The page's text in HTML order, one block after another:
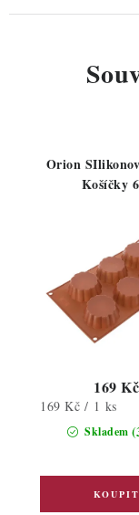
Orion
Košíčky
Skladem
169 Kč
Měrná
169 Kč / 1 ks